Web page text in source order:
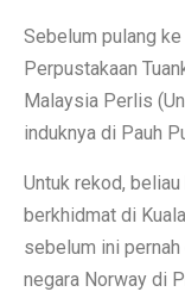
Sebelum pulang ke
Perpustakaan
Malaysia Perlis
induknya di Pauh
Untuk rekod,
berkhidmat di
sebelum ini
negara Norway di